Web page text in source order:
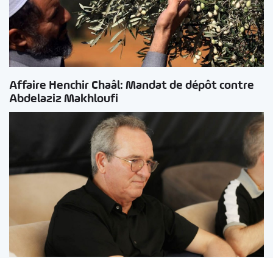
Affaire Henchir Chaâl: Mandat de dépôt contre
Abdelaziz Makhloufi